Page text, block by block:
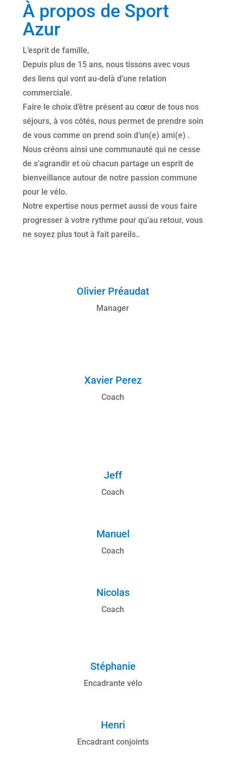
À propos de Sport
Azur
L’esprit de famille,
Depuis plus de 15 ans, nous tissons avec vous
des liens qui vont au-delà d’une relation
commerciale.
Faire le choix d’être présent au cœur de tous nos
séjours, à vos côtés, nous permet de prendre soin
de vous comme on prend soin d’un(e) ami(e) .
Nous créons ainsi une communauté qui ne cesse
de s’agrandir et où chacun partage un esprit de
bienveillance autour de notre passion commune
pour le vélo.
Notre expertise nous permet aussi de vous faire
progresser à votre rythme pour qu’au retour, vous
ne soyez plus tout à fait pareils..
Olivier Préaudat
Manager
Xavier Perez
Coach
Jeff
Coach
Manuel
Coach
Nicolas
Coach
Stéphanie
Encadrante vélo
Henri
Encadrant conjoints